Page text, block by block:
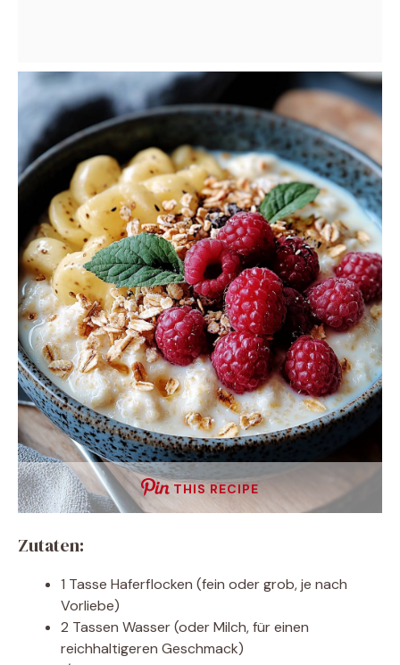
THIS RECIPE
Zutaten:
1 Tasse Haferflocken (fein oder grob, je nach
Vorliebe)
2 Tassen Wasser (oder Milch, für einen
reichhaltigeren Geschmack)